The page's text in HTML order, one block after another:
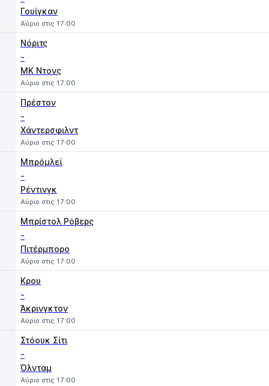
Γουίγκαν
Αύριο στις 17:00
Νόριτς
-
MK Ντονς
Αύριο στις 17:00
Πρέστον
-
Χάντερσφιλντ
Αύριο στις 17:00
Μπρόμλεϊ
-
Ρέντινγκ
Αύριο στις 17:00
Μπρίστολ Ρόβερς
-
Πιτέρμπορο
Αύριο στις 17:00
Κρου
-
Άκρινγκτον
Αύριο στις 17:00
Στόουκ Σίτι
-
Όλνταμ
Αύριο στις 17:00